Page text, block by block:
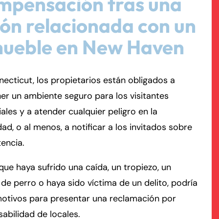
relacionada con un
en New Haven
los propietarios están obligados a
un ambiente seguro para los visitantes
y a atender cualquier peligro en la
o al menos, a notificar a los invitados sobre
haya sufrido una caída, un tropiezo, un
perro o haya sido víctima de un delito, podría
para presentar una reclamación por
de locales.
- Hours
Service 24/7
Office Hours
8:30 AM – 5:00 PM
8:30 AM – 5:00 PM
8:30 AM – 5:00 PM
8:30 AM – 5:00 PM
Closed
- Hours
Service 24/7
Office Hours
8:30 AM – 5:00 PM
8:30 AM – 5:00 PM
8:30 AM – 5:00 PM
8:30 AM – 5:00 PM
Closed